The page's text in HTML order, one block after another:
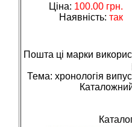
Ціна: 100.00грн.
Наявність: так
Пошта ці марки
Тема: хронологiя